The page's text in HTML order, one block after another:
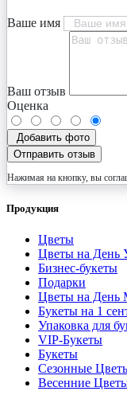
Ваше имя
Ваш отзыв
Оценка
Добавить фото
Отправить отзыв
Нажимая на кнопку, вы
Продукция
Цветы
Цветы на День
Бизнес-букеты
Подарки
Цветы на День
Букеты на 1
Упаковка для
VIP-Букеты
Букеты
Сезонные
Весенние